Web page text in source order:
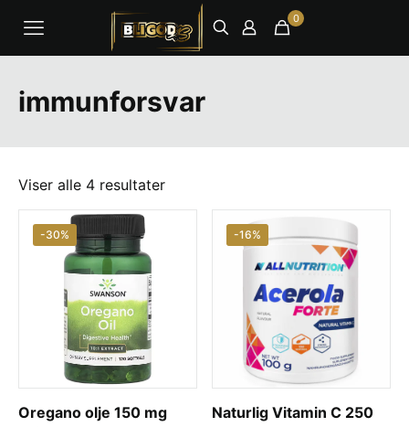
0
immunforsvar
Viser alle 4 resultater
-30%
Oregano olje 150 mg
-16%
Naturlig Vitamin C 250